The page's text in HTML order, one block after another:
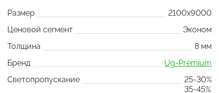
Размер
2100x9000
Ценовой сегмент
Эконом
Толщина
8 мм
Бренд
Ug-Premium
Светопропускание
25-30%
35-45%